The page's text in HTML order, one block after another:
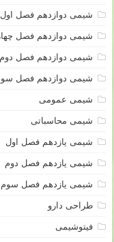
شیمی دوازدهم فصل اول
شیمی دوازدهم فصل
شیمی دوازدهم فصل دوم
شیمی دوازدهم فصل
شیمی عمومی
شیمی محاسباتی
شیمی یازدهم فصل اول
شیمی یازدهم فصل دوم
شیمی یازدهم فصل سوم
طراحی دارو
فیتوشیمی